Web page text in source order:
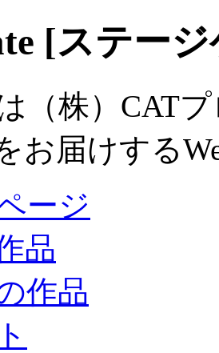
[ステー
は（株）CAT
お届けする
ージ
品
作品